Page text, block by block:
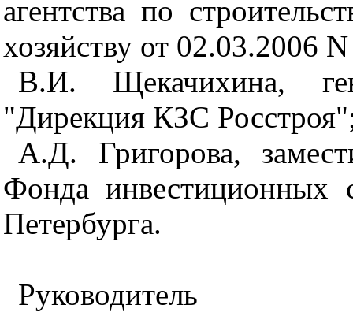
агентства по
хозяйству от 02.03.2006
В.И. Щекачихина,
"Дирекция КЗС
А.Д. Григорова,
Фонда инвестиционных
Петербурга.
Руководитель